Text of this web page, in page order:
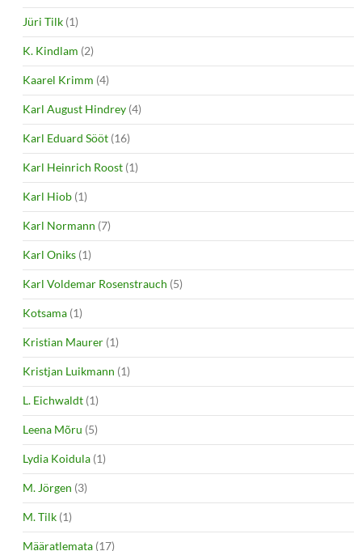
Jüri Tilk (1)
K. Kindlam (2)
Kaarel Krimm (4)
Karl August Hindrey (4)
Karl Eduard Sööt (16)
Karl Heinrich Roost (1)
Karl Hiob (1)
Karl Normann (7)
Karl Oniks (1)
Karl Voldemar Rosenstrauch (5)
Kotsama (1)
Kristian Maurer (1)
Kristjan Luikmann (1)
L. Eichwaldt (1)
Leena Mõru (5)
Lydia Koidula (1)
M. Jörgen (3)
M. Tilk (1)
Määratlemata (17)